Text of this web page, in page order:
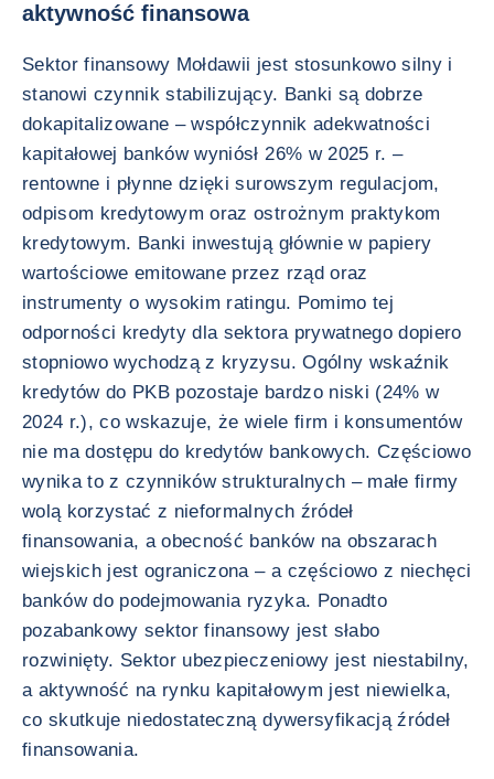
aktywność finansowa
Sektor finansowy Mołdawii jest stosunkowo silny i
stanowi czynnik stabilizujący. Banki są dobrze
dokapitalizowane – współczynnik adekwatności
kapitałowej banków wyniósł 26% w 2025 r. –
rentowne i płynne dzięki surowszym regulacjom,
odpisom kredytowym oraz ostrożnym praktykom
kredytowym. Banki inwestują głównie w papiery
wartościowe emitowane przez rząd oraz
instrumenty o wysokim ratingu. Pomimo tej
odporności kredyty dla sektora prywatnego dopiero
stopniowo wychodzą z kryzysu. Ogólny wskaźnik
kredytów do PKB pozostaje bardzo niski (24% w
2024 r.), co wskazuje, że wiele firm i konsumentów
nie ma dostępu do kredytów bankowych. Częściowo
wynika to z czynników strukturalnych – małe firmy
wolą korzystać z nieformalnych źródeł
finansowania, a obecność banków na obszarach
wiejskich jest ograniczona – a częściowo z niechęci
banków do podejmowania ryzyka. Ponadto
pozabankowy sektor finansowy jest słabo
rozwinięty. Sektor ubezpieczeniowy jest niestabilny,
a aktywność na rynku kapitałowym jest niewielka,
co skutkuje niedostateczną dywersyfikacją źródeł
finansowania.